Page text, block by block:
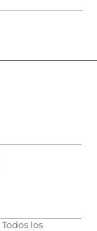
los